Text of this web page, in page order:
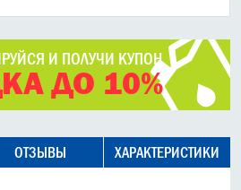
И ПОЛУЧИ КУПОН
ДО 10%
ОТЗЫВЫ ХАРАКТЕРИСТИКИ